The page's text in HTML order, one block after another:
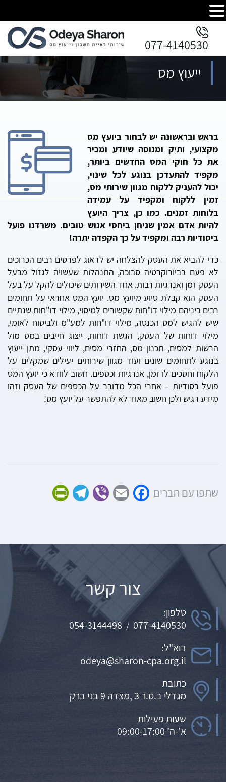
077-4140530
ייעוץ מס
בראש ובראשונה יש לבחור ביועץ מס
מקצועי, ותיק ומנוסה שיודע ומכיר
את כל חוקי המס החדשים ביותר,
מקפיד להתעדכן בנוגע לכל שינוי,
יכול להעניק ללקוח מגוון שירותי מס,
זמין ללקוח ומקפיד על עמידה
בלוחות זמנים. כמו כן, צריך היועץ
להיות אדם אמין שניחן ביחסי אנוש טובים. משרדנו פועל
ביסודיות רבה ומקפיד על כך הקפדה יתרה!
כדי להביא את העסק להצלחה יש לדאוג לפרטים רבים הכרוכים
לא פעם בביורוקרטיה סבוכה, התנהלות שעשויה לגזול מבעל
העסק זמן ואנרגיות רבות. אחד השירותים שיכולים להקל על בעל
העסק הוא קבלת סיוע מיועץ מס. יועץ המס אחראי על תחומים
רבים ביניהם מילוי דו"חות שקשורים למיסוי, מילוי דו"חות שנתיים
שיש להגיש למס הכנסה, מילוי דו"חות למע"מ ולביטוח לאומי,
מילוי דוחות של העסק, הגשת דוחות, ייצוג חייבים במס מול
הרשות למסים, תכנון מס, החזרי מסים, ליווי עסקי, מתן ייעוץ
בנוגע לתחומים שונים ועוד מגוון שירותים יעילים שמקלים על
הלקוח וחסכים לו זמן, אנרגיות וכספים. חשוב לוודא כי יועץ המס
פועל בסודיות – אחרי הכל מדובר על הכספים של העסק וזהו
מידע רגיש ולכן חשוב מאוד לא להתפשר על יועץ מס!
שתפו עם חברים Facebook
Email
Viber
Telegram
צור קשר
טלפון:
077-4140530
/
054-3144498
דוא"ל:
odeya@sharon-cpa.org.il
כתובת
מגדלי ב.ס.ר 3 ,מצדה 9 בני ברק
שעות פעילות
א’-ה’ 09:00-17:00